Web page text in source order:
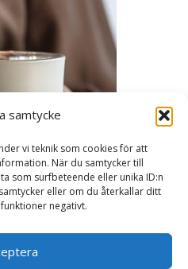
samtycke
vi teknik som cookies för att
När du samtycker till
som surfbeteende eller unika ID:n
eller om du återkallar ditt
negativt.
- Majas lyktor/